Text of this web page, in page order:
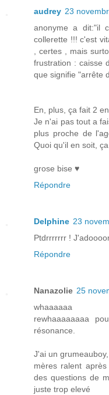
audrey 23
anonyme a dit:"il
collerette !!! c'est
, certes , mais
frustration : caisse
que signifie "arrête
En, plus, ça fait 2
Je n'ai pas tout a
plus proche de
Quoi qu'il en soit,
grose bise ♥
Répondre
Delphine 23
Ptdrrrrrrr !
Répondre
Nanazolie 25
whaaaaaa
rewhaaaaaaaa
résonance.
J'ai un
mères ralent
des questions de
juste trop elevé